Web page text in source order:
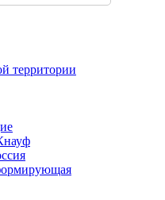
территории